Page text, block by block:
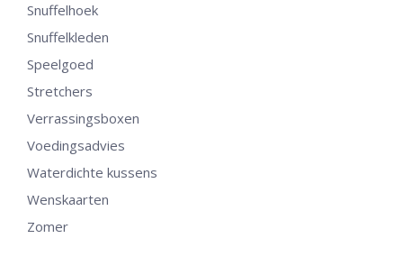
Snuffelhoek
Snuffelkleden
Speelgoed
Stretchers
Verrassingsboxen
Voedingsadvies
Waterdichte kussens
Wenskaarten
Zomer